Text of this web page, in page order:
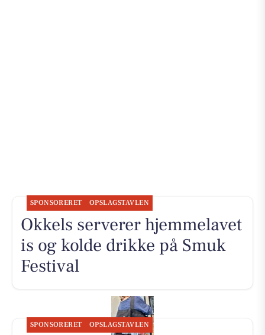
SPONSORERET OPSLAGSTAVLEN
Okkels serverer hjemmelavet
is og kolde drikke på Smuk
Festival
SPONSORERET OPSLAGSTAVLEN